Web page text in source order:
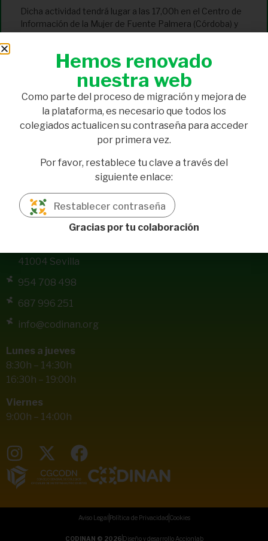
Dicha actividad tendrá lugar a las 17,00h en el Centro de
Información de la Mujer de Fuente Palmera (Córdoba) y
Desde CODINAN, os animamos a tod@s l@s que podáis
a asistir a dicha charla.
ANTERIOR
Nutri-Suli presente en la V Edición de la Semana Nutricional en Linares
SIGUIENTE
RECOMENDACIONES PARA LA ROMERÍA
41004 Sevilla
954 708 498
687 996 251
info@codinan.org
Lunes a jueves
8:30h – 14:30h
16:30h – 19:00h
Viernes
9:00h – 14:00h
Aviso Legal Política de Privacidad Cookies
CODINAN © 2026 Diseño y desarrollo Accionlab
Hemos renovado
nuestra web
Como parte del proceso de migración y mejora de
la plataforma, es necesario que todos los
colegiados actualicen su contraseña para acceder
por primera vez.
Por favor, restablece tu clave a través del
siguiente enlace:
Restablecer contraseña
Gracias por tu colaboración